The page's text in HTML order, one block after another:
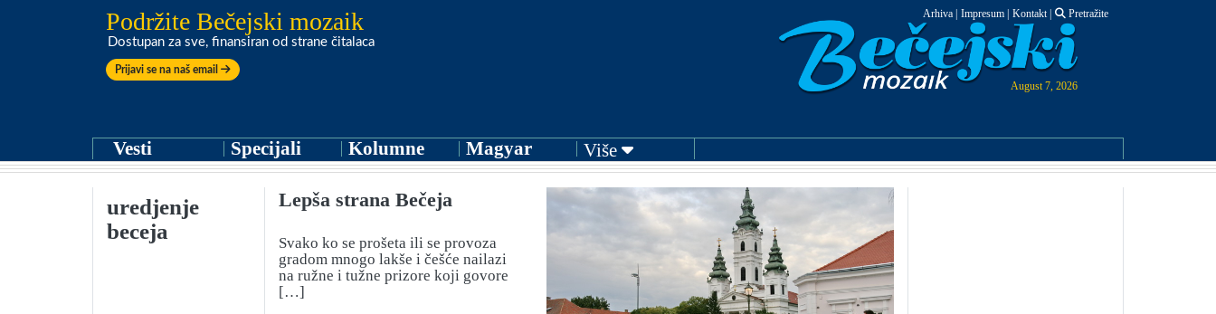
Podržite Bečejski mozaik
Dostupan za sve, finansiran od strane čitalaca
Prijavi se na naš email
Arhiva Impresum Kontakt| Pretražite
August 7, 2026
Vesti Specijali Kolumne Magyar Više
uredjenje
beceja
Lepša strana Bečeja
Svako ko se prošeta ili se provoza
gradom mnogo lakše i češće nailazi
na ružne i tužne prizore koji govore
[…]